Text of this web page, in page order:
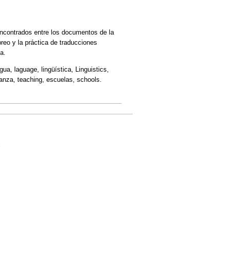
entre los documentos de la
y la práctica de traducciones
laguage, lingüística, Linguistics,
teaching, escuelas, schools.